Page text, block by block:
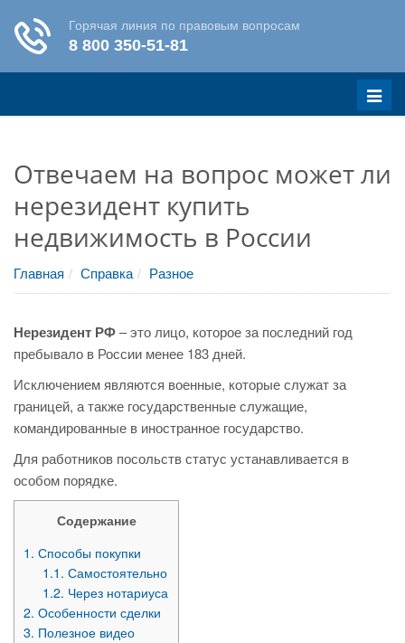
Меню
Отвечаем на вопрос может ли
нерезидент купить
недвижимость в России
Главная Справка Разное
Нерезидент РФ– это лицо, которое за последний год
пребывало в России менее 183 дней.
Исключением являются военные, которые служат за
границей, а также государственные служащие,
командированные в иностранное государство.
Для работников посольств статус устанавливается в
особом порядке.
Содержание
1. Способы покупки
1.1. Самостоятельно
1.2. Через нотариуса
2. Особенности сделки
3. Полезное видео